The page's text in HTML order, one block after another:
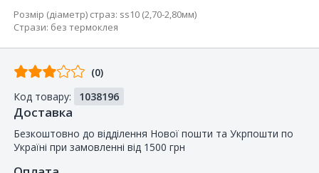
Розмір (діаметр) страз: ss10 (2,70-2,80мм)
Стрази: без термоклея
Відгуків
покупців
(0)
Код товару:
1038196
Доставка
Безкоштовно до відділення Нової пошти та Укрпошти по
Україні при замовленні від 1500 грн